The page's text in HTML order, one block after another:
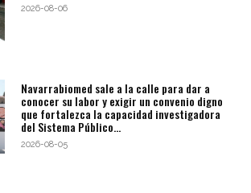
2026-08-06
Navarrabiomed sale a la calle para dar a
conocer su labor y exigir un convenio digno
que fortalezca la capacidad investigadora
del Sistema Público...
2026-08-05